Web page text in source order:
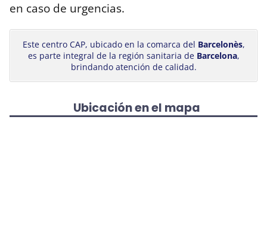
en caso de urgencias.
Este centro CAP, ubicado en la comarca del Barcelonès,
es parte integral de la región sanitaria de Barcelona,
brindando atención de calidad.
Ubicación en el mapa